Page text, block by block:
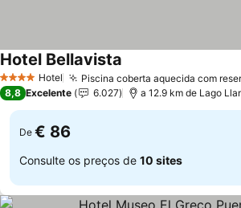
4 EstrelasHotel Piscina coberta aquecida com
Hotel Bellavista
8,8 Excelente 6.027 a 12.9 km de Lago
De € 86
Consulte os preços de 10 sites